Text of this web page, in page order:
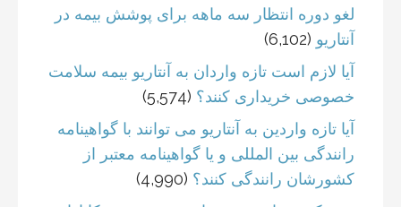
لغو دوره انتظار سه ماهه برای پوشش بیمه در
آنتاریو (6,102)
آیا لازم است تازه واردان به آنتاریو بیمه سلامت
خصوصی خریداری کنند؟ (5,574)
آیا تازه واردین به آنتاریو می توانند با گواهینامه
رانندگی بین المللی و یا گواهینامه معتبر از
کشورشان رانندگی کنند؟ (4,990)